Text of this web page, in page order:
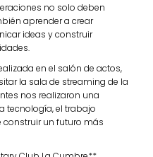
no solo deben
aprender a crear
ideas y construir
en el salón de actos,
la sala de streaming de la
nos realizaron una
tecnología, el trabajo
un futuro más